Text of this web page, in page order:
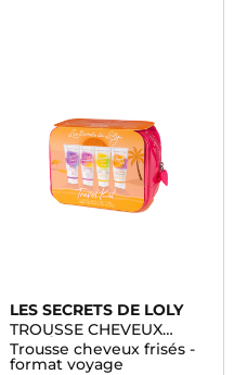
LES SECRETS DE LOLY
TROUSSE CHEVEUX
FRISÉS
Trousse cheveux frisés -
format voyage